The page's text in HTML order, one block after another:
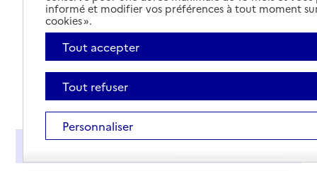
informé et modifier vos préférences à tout moment
cookies ».
Tout accepter
Tout refuser
Personnaliser